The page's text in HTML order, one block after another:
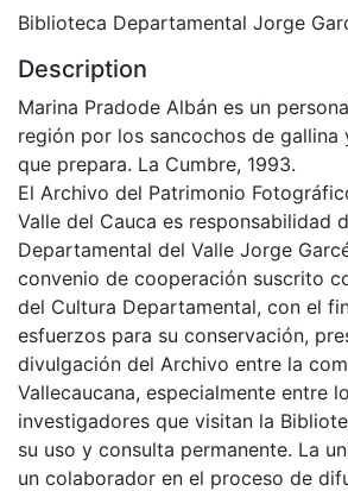
Biblioteca Departamental Jorge
Description
Marina Pradode Albán es un
región por los sancochos de gallina
que prepara. La Cumbre, 1993.
El Archivo del Patrimonio
Valle del Cauca es responsabilidad
Departamental del Valle Jorge
convenio de cooperación suscrito
del Cultura Departamental, con el
esfuerzos para su conservación,
divulgación del Archivo entre la
Vallecaucana, especialmente entre
investigadores que visitan la
su uso y consulta permanente. La
un colaborador en el proceso de